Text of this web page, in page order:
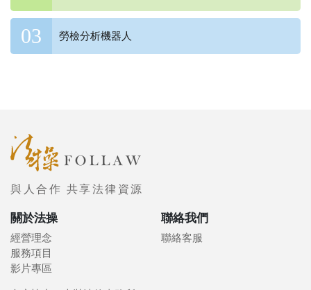
勞檢分析機器人
與人合作 共享法律資源
關於法操
經營理念
服務項目
影片專區
聯絡我們
聯絡客服